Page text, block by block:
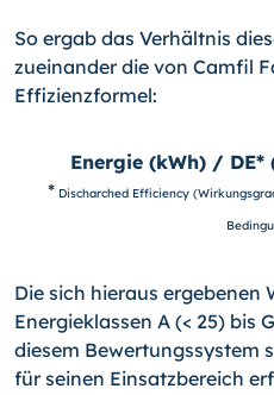
So ergab das Verhältnis
zueinander die von Camfil
Effizienzformel:
Energie (kWh) /
*Discharched Efficiency
Die sich hieraus ergebenen
Energieklassen A (< 25) bis
diesem Bewertungssystem
für seinen Einsatzbereich